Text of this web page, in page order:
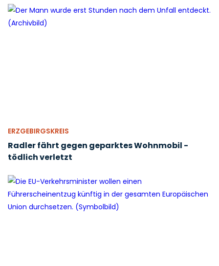
ERZGEBIRGSKREIS
Radler fährt gegen geparktes Wohnmobil -
tödlich verletzt